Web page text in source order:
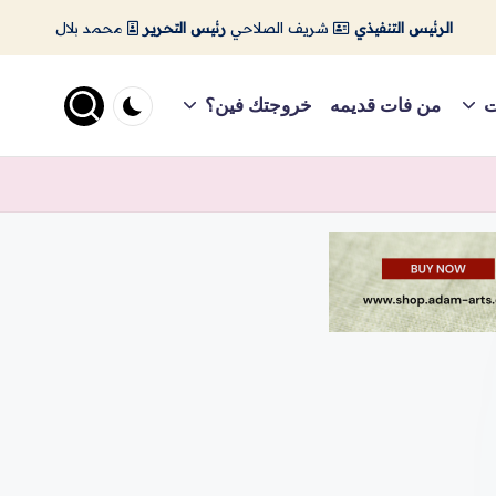
الرئيس التنفيذي شريف الصلاحي رئيس التحرير محمد بلال
من فات قديمه خروجتك فين؟